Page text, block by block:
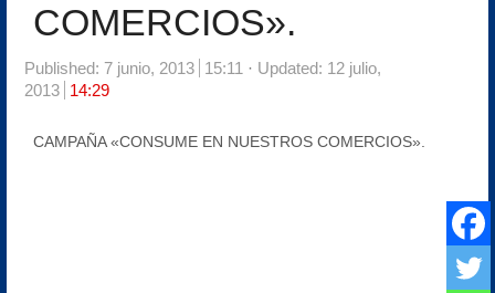
COMERCIOS».
Published: 7 junio, 2013 15:11
Updated: 12 julio,
2013
14:29
CAMPAÑA «CONSUME EN NUESTROS COMERCIOS».